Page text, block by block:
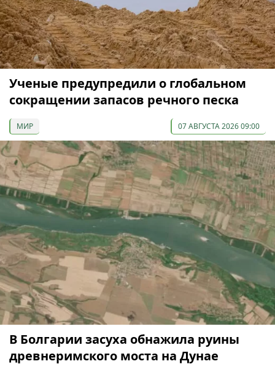
Ученые предупредили о глобальном
сокращении запасов речного песка
МИР 07 АВГУСТА 2026 09:00
В Болгарии засуха обнажила руины
древнеримского моста на Дунае